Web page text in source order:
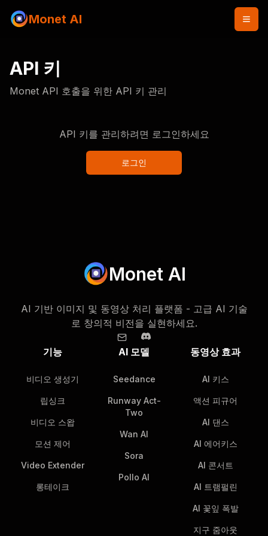
Monet AI
API 키
Monet API 호출을 위한 API 키 관리
API 키를 관리하려면 로그인하세요
로그인
Monet AI
AI 기반 이미지 및 동영상 처리 플랫폼 - 고급 AI 기술
로 창의적 비전을 실현하세요.
기능
비디오 생성기
립싱크
비디오 스왑
모션 제어
Video Extender
롱테이크
AI 모델
Seedance
Runway Act-
Two
Wan AI
Sora
Pollo AI
동영상 효과
AI 키스
액션 피규어
AI 댄스
AI 에어키스
AI 콘서트
AI 트램펄린
AI 꽃잎 폭발
지구 줌아웃